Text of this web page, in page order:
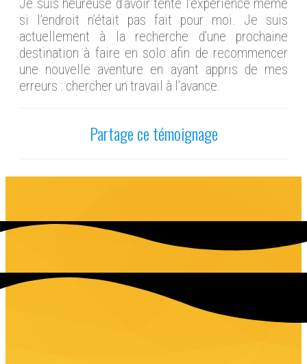
Je suis heureuse d’avoir tenté l’expérience même
si l’endroit n’était pas fait pour moi. Je suis
actuellement à la recherche d’une prochaine
destination à faire en solo afin de recommencer
une nouvelle aventure en ayant appris de mes
erreurs : chercher un travail à l’avance.
Partage ce témoignage